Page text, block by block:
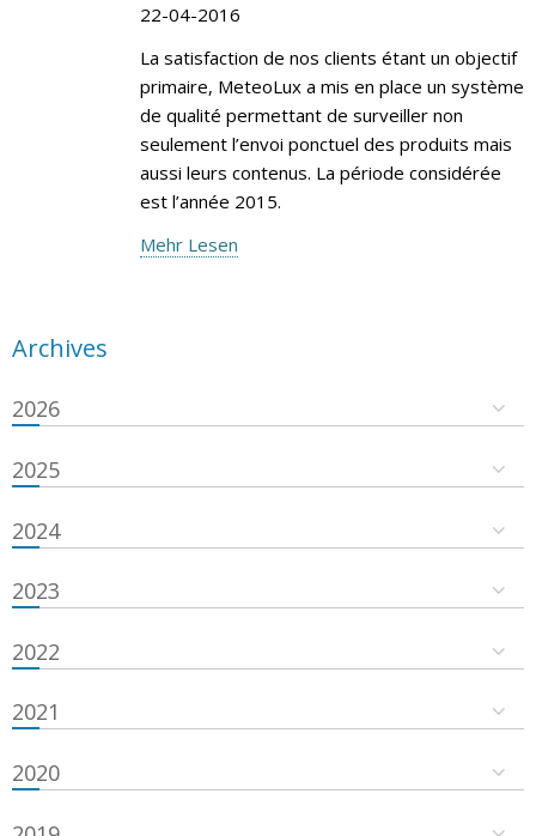
22-04-2016
La satisfaction de nos clients étant un objectif
primaire, MeteoLux a mis en place un système
de qualité permettant de surveiller non
seulement l’envoi ponctuel des produits mais
aussi leurs contenus. La période considérée
est l’année 2015.
Mehr Lesen
Archives
2026
2025
2024
2023
2022
2021
2020